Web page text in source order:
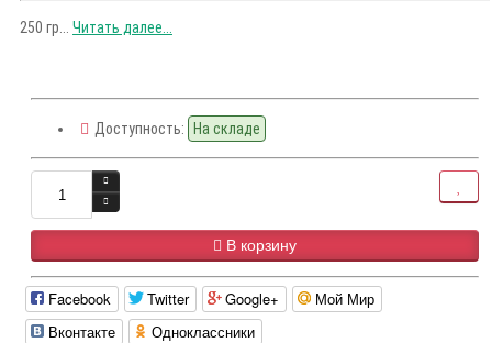
250 гр... Читать далее...
Доступность: На складе
В корзину
Facebook Twitter Google+
Мой Мир
Вконтакте
Одноклассники